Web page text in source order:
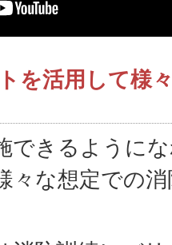
を活用して様
できるように
々な想定での